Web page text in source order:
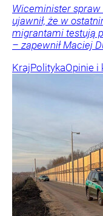
Wiceminister
ujawnił, że w
migrantami testują
– zapewnił Maciej
KrajPolitykaOpinie i